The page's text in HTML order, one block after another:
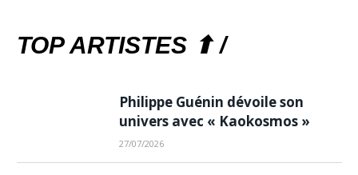
TOP ARTISTES ⬆ /
Philippe Guénin dévoile son
univers avec « Kaokosmos »
27/07/2026